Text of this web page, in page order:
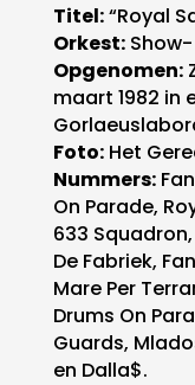
Titel:“Royal
Orkest:Show-
Opgenomen:
maart 1982 in
Foto:Het
Nummers:
On Parade,
633
De Fabriek,
Mare Per
Drums On
Guards,
en Dalla$.